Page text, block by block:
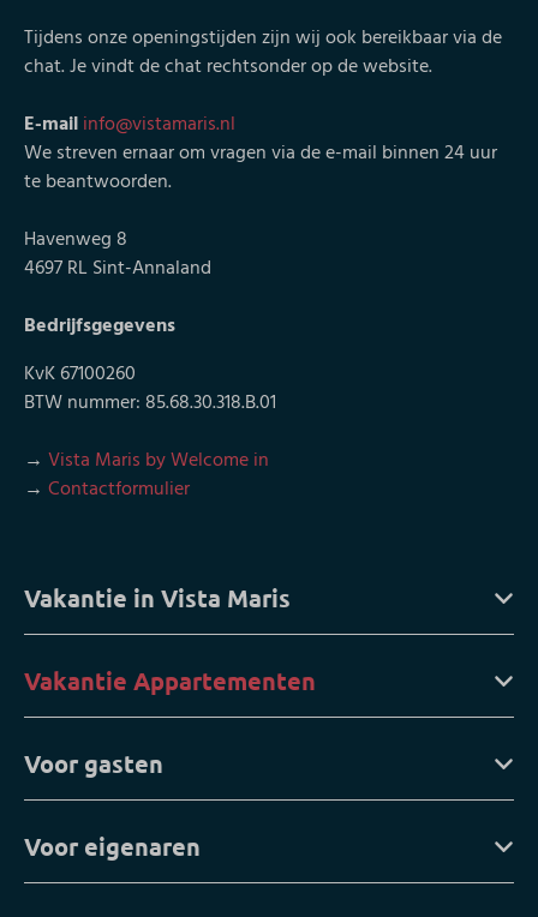
Tijdens onze openingstijden zijn wij ook bereikbaar via de
chat. Je vindt de chat rechtsonder op de website.
E-mailinfo@vistamaris.nl
We streven ernaar om vragen via de e-mail binnen 24 uur
te beantwoorden.
Havenweg 8
4697 RL Sint-Annaland
Bedrijfsgegevens
KvK 67100260
BTW nummer: 85.68.30.318.B.01
→ Vista Maris by Welcome in
→ Contactformulier
Vakantie in Vista Maris
Vakantie Appartementen
Voor gasten
Voor eigenaren